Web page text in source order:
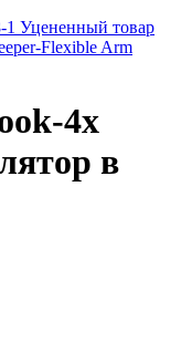
1 Уцененный товар
Flexible Arm
4x
в